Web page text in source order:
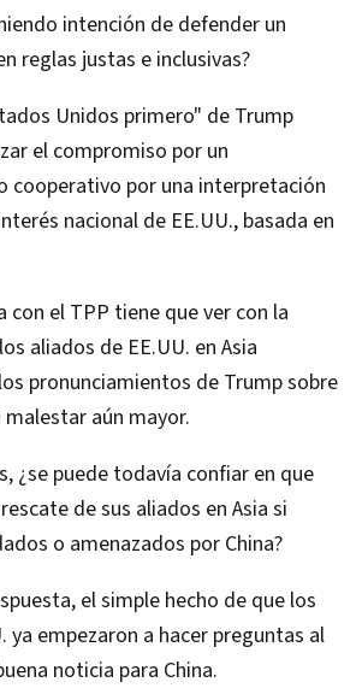
intención de defender un
reglas justas e inclusivas?
Unidos primero" de Trump
el compromiso por un
cooperativo por una interpretación
nacional de EE.UU., basada en
con el TPP tiene que ver con la
aliados de EE.UU. en Asia
pronunciamientos de Trump sobre
aún mayor.
¿se puede todavía confiar en que
de sus aliados en Asia si
o amenazados por China?
el simple hecho de que los
ya empezaron a hacer preguntas al
noticia para China.